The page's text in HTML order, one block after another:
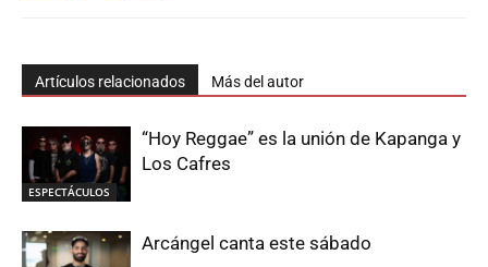
Artículos relacionados Más del autor
ESPECTÁCULOS
“Hoy Reggae” es la unión de Kapanga y
Los Cafres
Arcángel canta este sábado